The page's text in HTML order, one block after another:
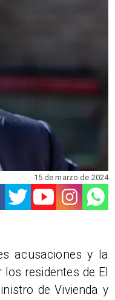
15 de marzo de 2024
acusaciones y la
residentes de El
de Vivienda y